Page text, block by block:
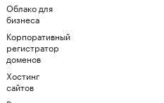
Облако для
бизнеса
Корпоративный
регистратор
доменов
Хостинг
сайтов